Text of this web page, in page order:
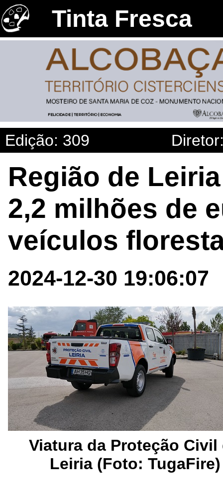
Tinta Fresca
Edição: 309
Região de
2,2 milhões de
veículos
2024-12-30 19:06:07
Viatura da Proteção Civil
Leiria (Foto: TugaFire)